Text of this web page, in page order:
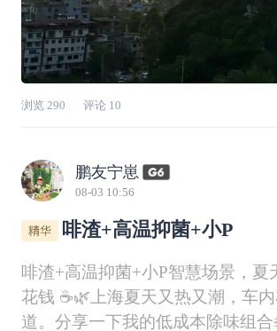
浏览 290 评论 10
鹏友宁崽
08-03 10:56
啡渣+高温抑菌+小P
啡渣+高温抑菌+小P智慧场景，夏
花钱 ☕🌿上海夏天又热又潮，车
道。分享一下我的低成本除味组合